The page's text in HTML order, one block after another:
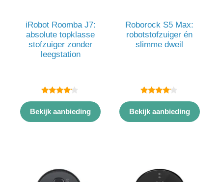
iRobot Roomba J7:
absolute topklasse
stofzuiger zonder
leegstation
4.00
van 5
Bekijk aanbieding
Roborock S5 Max:
robotstofzuiger én
slimme dweil
4.00
van 5
Bekijk aanbieding